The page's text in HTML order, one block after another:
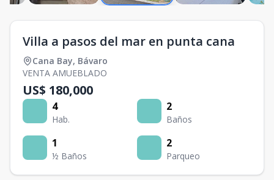
Villa a pasos del mar en punta cana
Cana Bay, Bávaro
VENTA AMUEBLADO
US$ 180,000
4
Hab.
2
Baños
1
½ Baños
2
Parqueo